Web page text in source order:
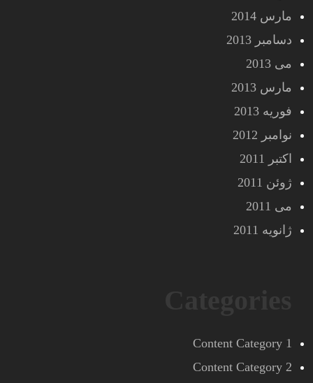
مارس 2014
دسامبر 2013
می 2013
مارس 2013
فوریه 2013
نوامبر 2012
اکتبر 2011
ژوئن 2011
می 2011
ژانویه 2011
Content Category 1
Content Category 2